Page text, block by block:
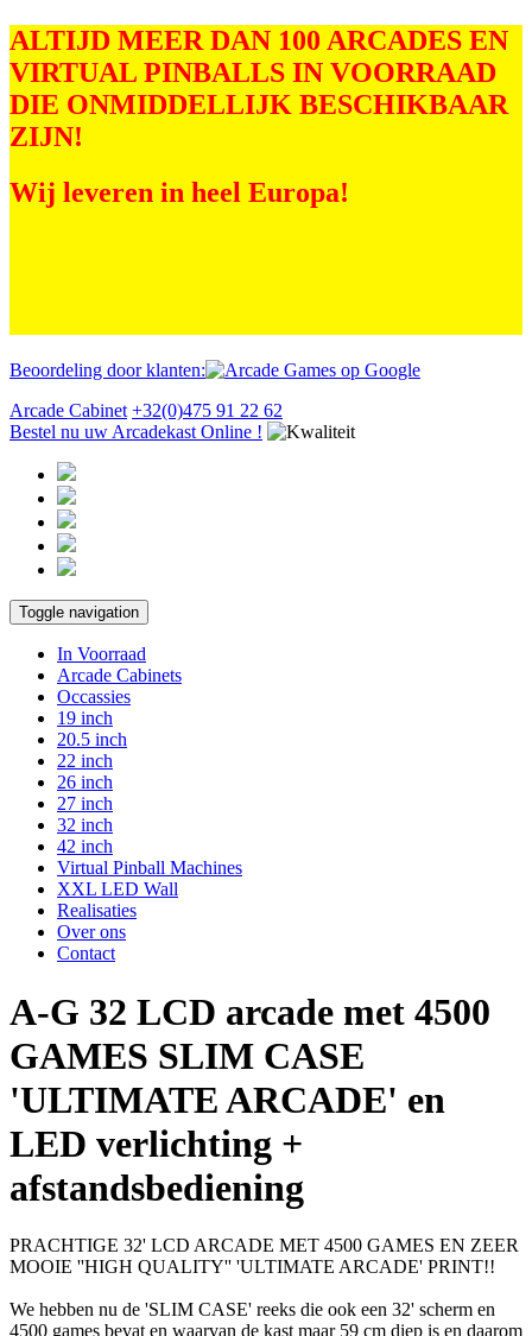
ALTIJD MEER DAN 100 ARCADES EN
VIRTUAL PINBALLS IN VOORRAAD
DIE ONMIDDELLIJK BESCHIKBAAR
ZIJN!
Wij leveren in heel Europa!
Beoordeling door klanten:
Arcade Cabinet +32(0)475 91 22 62
Bestel nu uw Arcadekast Online !
Toggle navigation
In Voorraad
Arcade Cabinets
Occassies
19 inch
20.5 inch
22 inch
26 inch
27 inch
32 inch
42 inch
Virtual Pinball Machines
XXL LED Wall
Realisaties
Over ons
Contact
A-G 32 LCD arcade met 4500
GAMES SLIM CASE
'ULTIMATE ARCADE' en
LED verlichting +
afstandsbediening
PRACHTIGE 32' LCD ARCADE MET 4500 GAMES EN ZEER
MOOIE ''HIGH QUALITY'' 'ULTIMATE ARCADE' PRINT!!
We hebben nu de 'SLIM CASE' reeks die ook een 32' scherm en
4500 games bevat en waarvan de kast maar 59 cm diep is en daarom